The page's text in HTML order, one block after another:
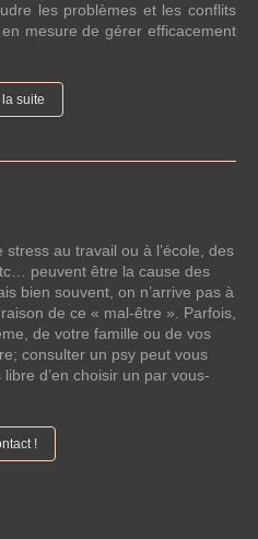
les problèmes et les conflits
mesure de gérer efficacement
la suite
au travail ou à l’école, des
peuvent être la cause des
bien souvent, on n’arrive pas à
de ce « mal-être ». Parfois,
de votre famille ou de vos
consulter un psy peut vous
d’en choisir un par vous-
!